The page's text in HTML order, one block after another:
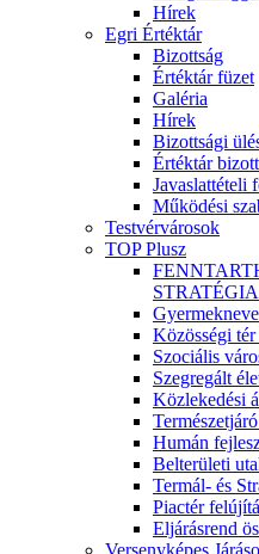
Hírek
Egri Értéktár
Bizottság
Értéktár füzet
Galéria
Hírek
Bizottsági
Értéktár
Javaslattételi
Működési
Testvérvárosok
TOP Plusz
STRATÉGIA
Közösségi tér
Szociális
Szegregált
Közlekedési
Humán
Belterületi
Termál- és
Piactér
Eljárásrend
Versenyképes